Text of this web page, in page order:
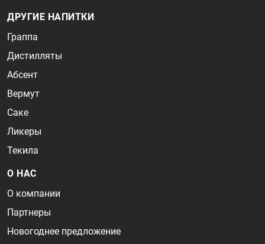
ДРУГИЕ НАПИТКИ
Граппа
Дистилляты
Абсент
Вермут
Саке
Ликеры
Текила
О НАС
О компании
Партнеры
Новогоднее предложение